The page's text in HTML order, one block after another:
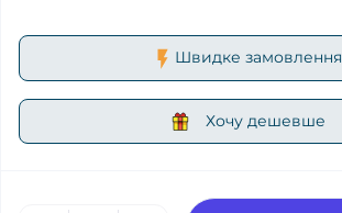
Швидке замовлення
Хочу дешевше